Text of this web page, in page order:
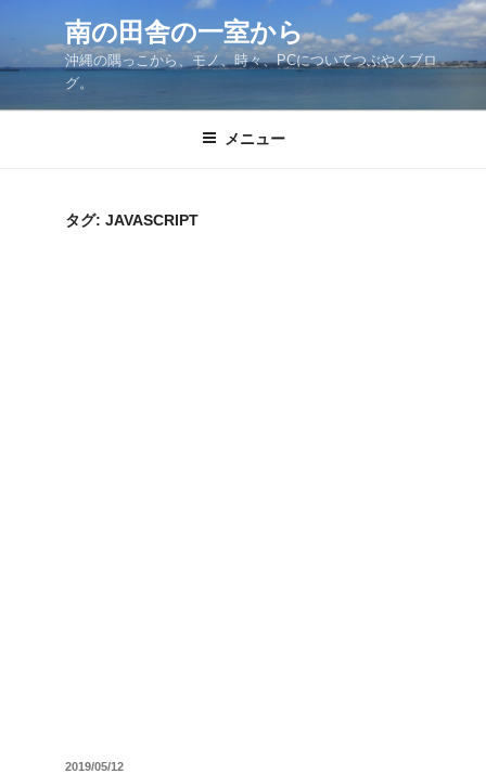
テ
ツ
南の田舎の一室から
沖縄の隅っこから、モノ、時々、PCについてつぶやくブロ
グ。
メニュー
タグ: JAVASCRIPT
投
2019/05/12